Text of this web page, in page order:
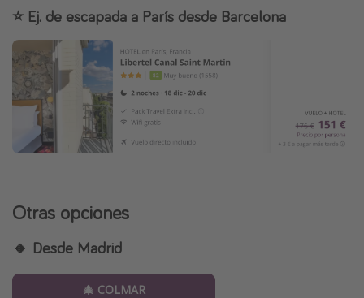
⭐️ Ej. de escapada a París desde Barcelona
Otras opciones
🔸 Desde Madrid
🎄 COLMAR